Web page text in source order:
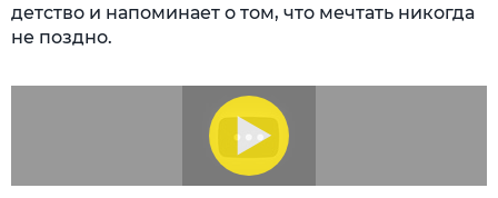
детство и напоминает о том, что мечтать никогда
не поздно.